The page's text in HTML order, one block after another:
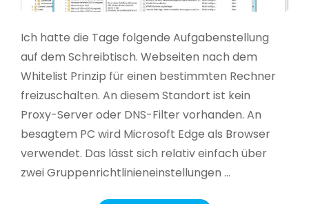
Ich hatte die Tage folgende Aufgabenstellung
auf dem Schreibtisch. Webseiten nach dem
Whitelist Prinzip für einen bestimmten Rechner
freizuschalten. An diesem Standort ist kein
Proxy-Server oder DNS-Filter vorhanden. An
besagtem PC wird Microsoft Edge als Browser
verwendet. Das lässt sich relativ einfach über
zwei Gruppenrichtlinieneinstellungen …